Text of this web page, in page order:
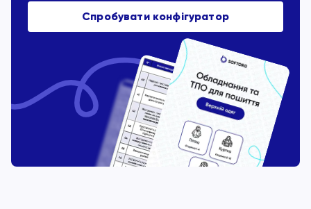
Спробувати конфігуратор